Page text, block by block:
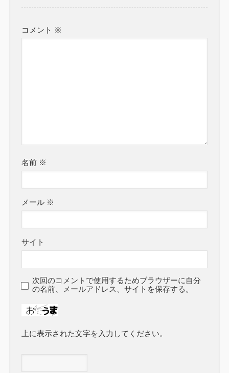
コメント ※
名前 ※
メール ※
サイト
次回のコメントで使用するためブラウザーに自分
の名前、メールアドレス、サイトを保存する。
上に表示された文字を入力してください。